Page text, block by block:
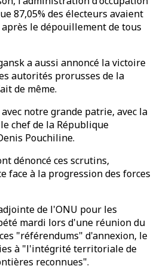
87,05% des électeurs avaient
le dépouillement de tous
a aussi annoncé la victoire
autorités prorusses de la
de même.
notre grande patrie, avec la
chef de la République
Pouchiline.
dénoncé ces scrutins,
face à la progression des forces
de l'ONU pour les
mardi lors d'une réunion du
"référendums" d'annexion, le
à "l'intégrité territoriale de
reconnues".